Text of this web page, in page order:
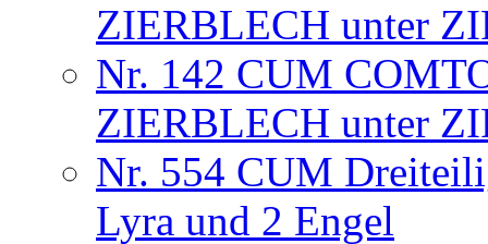
ZIERBLECH unter
Nr. 142 CUM
ZIERBLECH unter
Nr. 554 CUM
Lyra und 2 Engel